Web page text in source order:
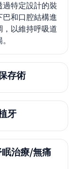
過特定設計的裝
巴和口腔結構進
，以維持呼吸道
存術
牙
眠治療/無痛